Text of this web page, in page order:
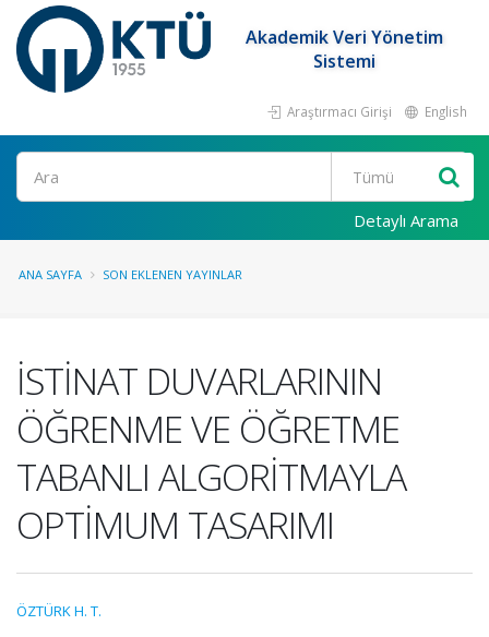
Akademik Veri Yönetim
Sistemi
Araştırmacı Girişi English
Ara
Detaylı Arama
ANA SAYFA SON EKLENEN YAYINLAR
İSTİNAT DUVARLARININ
ÖĞRENME VE ÖĞRETME
TABANLI ALGORİTMAYLA
OPTİMUM TASARIMI
ÖZTÜRK H. T.